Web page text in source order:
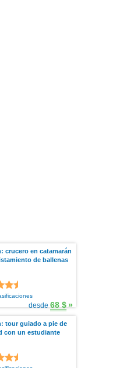
crucero en catamarán
de ballenas
desde68 $»
tour guiado a pie de
con un estudiante